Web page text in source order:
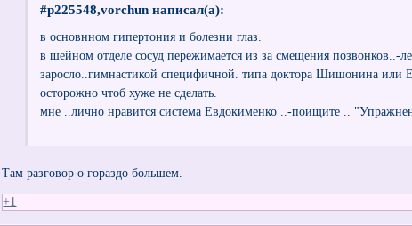
#p225548,vorchun написал(а):
в основнном гипертония и болезни глаз.
в шейном отделе сосуд пережимается из за смещения позвонков..-
заросло..гимнастикой специфичной. типа доктора Шишонина или
осторожно чтоб хуже не сделать.
мне ..лично нравится система Евдокименко ..-поищите ..
Там разговор о гораздо большем.
+1